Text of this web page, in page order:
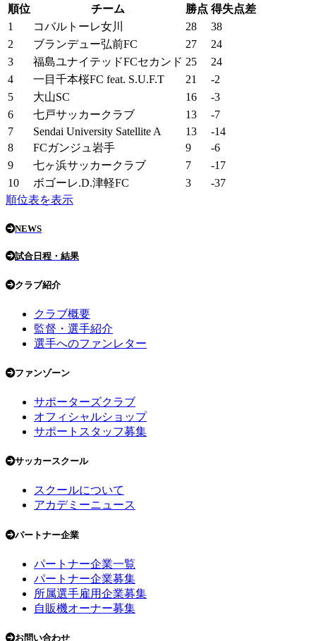
順位 チーム 勝点 得失点差
1
コバルトーレ女川 28
38
2
ブランデュー弘前FC 27
24
3
福島ユナイテッドFCセカンド 25
24
4
一目千本桜FC feat. S.U.F.T 21
-2
5
大山SC 16
-3
6
七戸サッカークラブ 13
-7
7
Sendai University Satellite A 13
-14
8
FCガンジュ岩手 9
-6
9
七ヶ浜サッカークラブ 7
-17
10
ボゴーレ.D.津軽FC 3
-37
順位表を表示
NEWS
試合日程・結果
クラブ紹介
クラブ概要
監督・選手紹介
選手へのファンレター
ファンゾーン
サポーターズクラブ
オフィシャルショップ
サポートスタッフ募集
サッカースクール
スクールについて
アカデミーニュース
パートナー企業
パートナー企業一覧
パートナー企業募集
所属選手雇用企業募集
自販機オーナー募集
お問い合わせ